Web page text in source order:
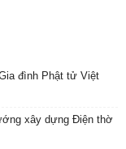
đình Phật tử Việt
xây dựng Điện thờ